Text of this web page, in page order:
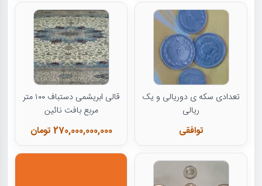
تعدادی سکه ی دوریالی و یک
ریالی
توافقی
قالی ابریشمی دستباف ۱۰۰ متر
مربع بافت نائین
270,000,000,000 تومان